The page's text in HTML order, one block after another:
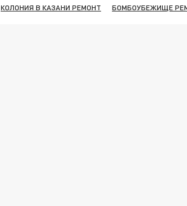
КОЛОНИЯ В КАЗАНИ РЕМОНТ БОМБОУБЕЖИЩЕ